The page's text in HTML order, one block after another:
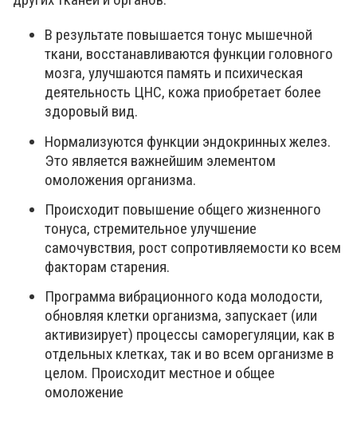
В результате повышается тонус мышечной
ткани, восстанавливаются функции головного
мозга, улучшаются память и психическая
деятельность ЦНС, кожа приобретает более
здоровый вид.
Нормализуются функции эндокринных желез.
Это является важнейшим элементом
омоложения организма.
Происходит повышение общего жизненного
тонуса, стремительное улучшение
самочувствия, рост сопротивляемости ко всем
факторам старения.
Программа вибрационного кода молодости,
обновляя клетки организма, запускает (или
активизирует) процессы саморегуляции, как в
отдельных клетках, так и во всем организме в
целом. Происходит местное и общее
омоложение